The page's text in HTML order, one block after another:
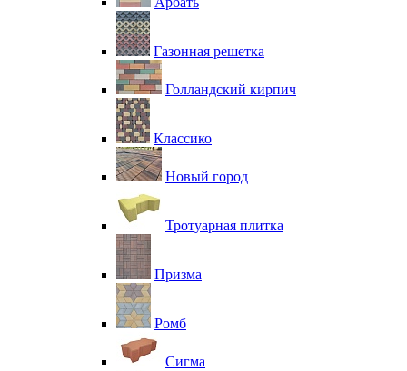
Газонная решетка
Голландский кирпич
Классико
Новый город
Тротуарная плитка
Призма
Ромб
Сигма